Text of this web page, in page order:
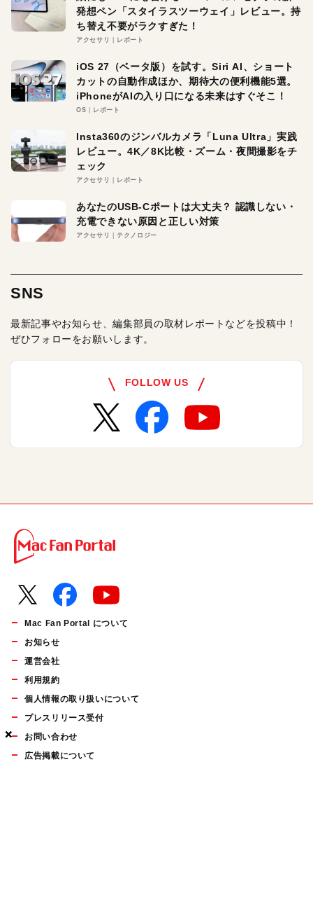
×
×
×
発想ペン「スタイラスツーウェイ」レビュー。持
ち替え不要がラクすぎた！
アクセサリ レポート
iOS 27（ベータ版）を試す。Siri AI、ショート
カットの自動作成ほか、期待大の便利機能5選。
iPhoneがAIの入り口になる未来はすぐそこ！
OS レポート
Insta360のジンバルカメラ「Luna Ultra」実践
レビュー。4K／8K比較・ズーム・夜間撮影をチ
ェック
アクセサリ レポート
あなたのUSB-Cポートは大丈夫？ 認識しない・
充電できない原因と正しい対策
アクセサリ テクノロジー
SNS
最新記事やお知らせ、編集部員の取材レポートなどを投稿中！
ぜひフォローをお願いします。
FOLLOW US
Mac Fan Portal について
お知らせ
運営会社
利用規約
個人情報の取り扱いについて
プレスリリース受付
お問い合わせ
広告掲載について